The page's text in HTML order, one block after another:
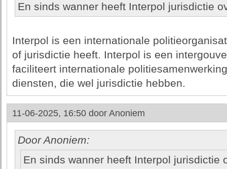
En sinds wanner heeft Interpol jurisdictie
Interpol is een internationale
of jurisdictie heeft. Interpol is een
faciliteert internationale
diensten, die wel jurisdictie hebben.
11-06-2025, 16:50 door Anoniem
Door Anoniem:
En sinds wanner heeft Interpol jurisdictie